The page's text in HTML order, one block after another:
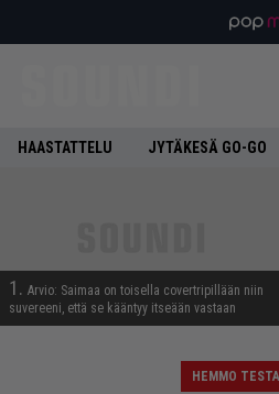
HAASTATTELU JYTÄKESÄ GO-GO
1. Arvio: Saimaa on toisella covertripillään niin
suvereeni, että se kääntyy itseään vastaan
HEMMO